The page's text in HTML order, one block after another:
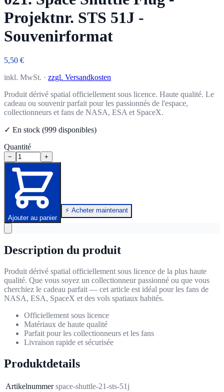
Projektnr. STS 51J -
Souvenirformat
5,50 €
inkl. MwSt. · zzgl. Versandkosten
Produit dérivé spatial officiellement sous licence. Haute qualité. Le
cadeau ou souvenir parfait pour les passionnés de l'espace,
collectionneurs et fans de NASA, ESA et SpaceX.
✓ En stock (999 disponibles)
Quantité
− +
Ajouter au panier
⚡ Acheter maintenant
Description du produit
Produit dérivé spatial officiellement sous licence de la plus haute
qualité. Que vous soyez un collectionneur passionné ou que vous
cherchiez le cadeau parfait — cet article est idéal pour les fans de
NASA, ESA, SpaceX et des vols spatiaux habités.
Officiellement sous licence
Matériaux de haute qualité
Parfait pour les collectionneurs et les fans
Livraison rapide et sécurisée
Produktdetails
Artikelnummer space-shuttle-21-sts-51j